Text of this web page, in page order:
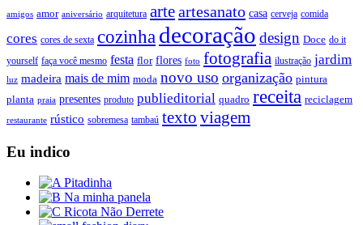
amigos amor aniversário arquitetura arteartesanato casa cerveja comida
cores cores de sexta cozinha decoração design Doce do it
yourself faça você mesmo festa flor flores foto fotografia ilustração jardim
luz madeira mais de mim moda novo uso organização pintura
planta praia presentes produto publieditorial quadro receita reciclagem
restaurante rústico sobremesa tambaú texto viagem
Eu indico